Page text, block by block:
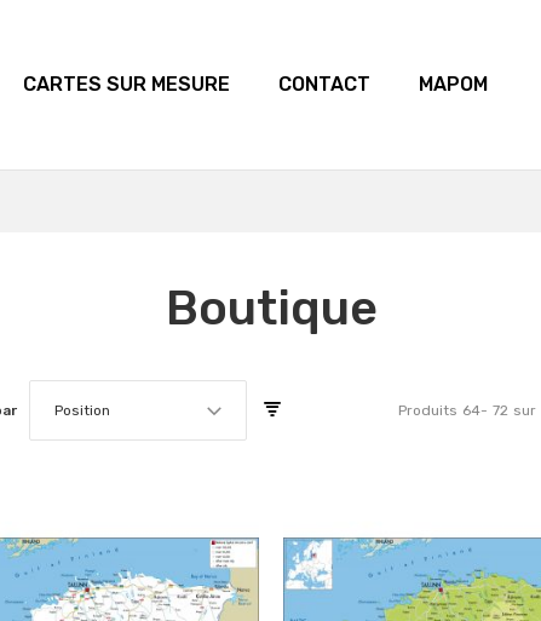
CARTES SUR MESURE CONTACT MAPOM
Boutique
Position Produits 64- 72 sur